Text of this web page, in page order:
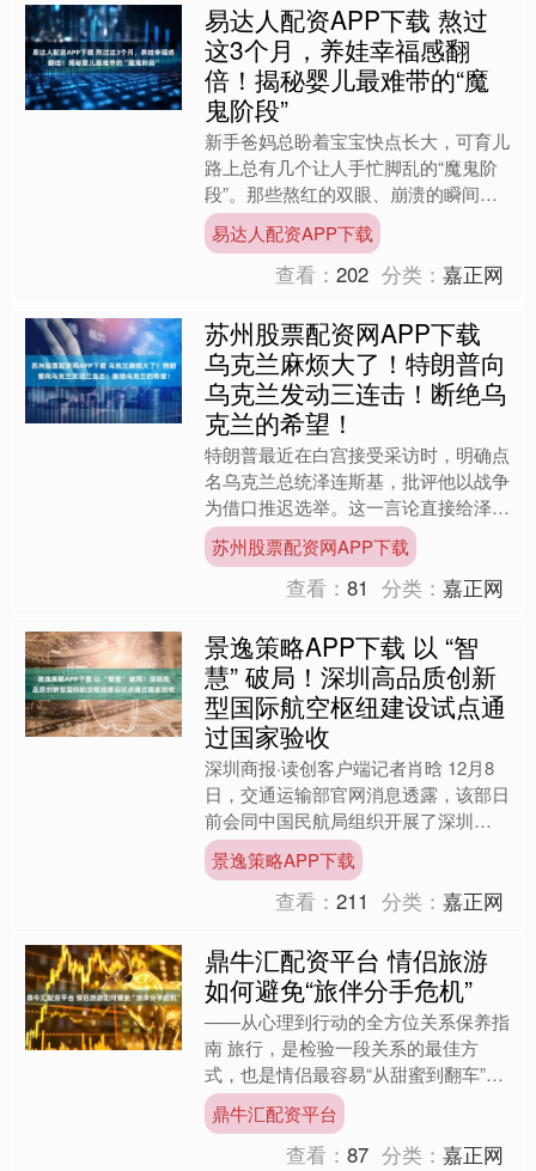
易达人配资APP下载 熬过
这3个月，养娃幸福感翻
倍！揭秘婴儿最难带的“魔
鬼阶段”
新手爸妈总盼着宝宝快点长大，可育儿
路上总有几个让人手忙脚乱的“魔鬼阶
段”。那些熬红的双眼、崩溃的瞬间，
其实都不是你的错，只是宝宝正处在快
速成长的特殊时期。今天就....
易达人配资APP下载
查看：202 分类：嘉正网
苏州股票配资网APP下载
乌克兰麻烦大了！特朗普向
乌克兰发动三连击！断绝乌
克兰的希望！
特朗普最近在白宫接受采访时，明确点
名乌克兰总统泽连斯基，批评他以战争
为借口推迟选举。这一言论直接给泽连
斯基贴上了不民主的标签。泽连斯基自
2019年上台，按理说应....
苏州股票配资网APP下载
查看：81 分类：嘉正网
景逸策略APP下载 以 “智
慧” 破局！深圳高品质创新
型国际航空枢纽建设试点通
过国家验收
深圳商报·读创客户端记者肖晗 12月8
日，交通运输部官网消息透露，该部日
前会同中国民航局组织开展了深圳
市“打造高品质创新型国际航空枢纽”交
通强国建设试点任务验收....
景逸策略APP下载
查看：211 分类：嘉正网
鼎牛汇配资平台 情侣旅游
如何避免“旅伴分手危机”
——从心理到行动的全方位关系保养指
南 旅行，是检验一段关系的最佳方
式，也是情侣最容易“从甜蜜到翻车”的
场景。你们曾在城市里相处融洽、约会
轻松愉快、聊天默契十足，....
鼎牛汇配资平台
查看：87 分类：嘉正网